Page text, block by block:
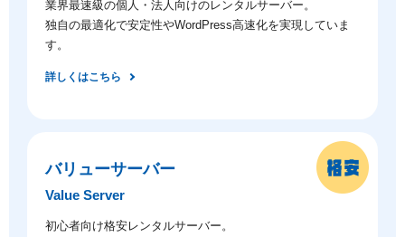
業界最速級の個人・法人向けのレンタルサーバー。
独自の最適化で安定性やWordPress高速化を実現していま
す。
詳しくはこちら
バリューサーバー
Value Server
初心者向け格安レンタルサーバー。